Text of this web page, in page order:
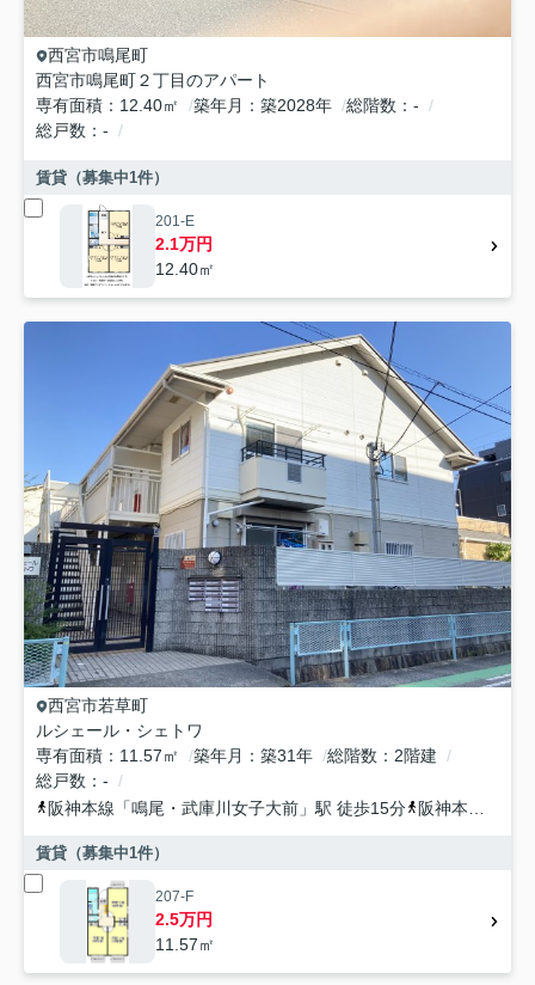
西宮市鳴尾町
西宮市鳴尾町２丁目のアパート
専有面積
12.40㎡ 築年月 築2028年 総階数
-
総戸数
-
賃貸（募集中1件）
201-E
2.1万円
12.40㎡
西宮市若草町
ルシェール・シェトワ
専有面積
11.57㎡ 築年月 築31年 総階数
2階建
総戸数
-
阪神本線 「鳴尾・武庫川女子大前 」駅 徒歩15分 阪神本線
賃貸（募集中1件）
207-F
2.5万円
11.57㎡